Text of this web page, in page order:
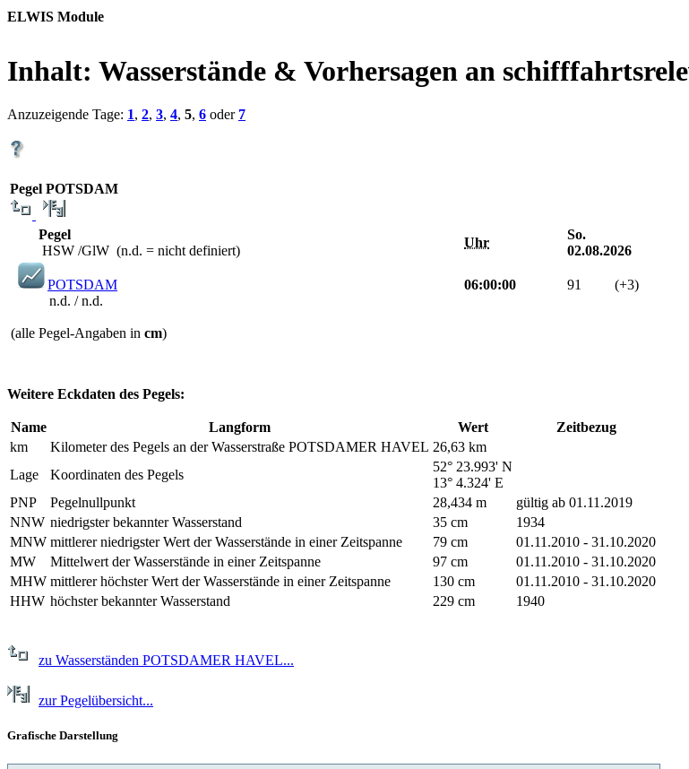
ELWIS Module
Inhalt: Wasserstände & Vorhersagen an
Anzuzeigende Tage: 1, 2, 3, 4, 5, 6 oder 7
Pegel POTSDAM
Pegel
HSW /GlW (n.d. = nicht definiert)
Uhr
So.
02.08.2026
POTSDAM
n.d. / n.d.
06:00:00 91 (+3)
(alle Pegel-Angaben in cm)
Weitere Eckdaten des Pegels:
Name Langform Wert
Zeitbezug
km
Kilometer des Pegels an der Wasserstraße POTSDAMER HAVEL 26,63 km
Lage
Koordinaten des Pegels
52° 23.993' N
13° 4.324' E
PNP
Pegelnullpunkt 28,434 m
gültig ab 01.11.2019
NNW niedrigster bekannter Wasserstand 35 cm
1934
MNW mittlerer niedrigster Wert der Wasserstände in einer Zeitspanne 79 cm
01.11.2010 - 31.10.2020
MW
Mittelwert der Wasserstände in einer Zeitspanne 97 cm
01.11.2010 - 31.10.2020
MHW mittlerer höchster Wert der Wasserstände in einer Zeitspanne 130 cm
01.11.2010 - 31.10.2020
HHW höchster bekannter Wasserstand 229 cm 1940
zu Wasserständen POTSDAMER HAVEL...
zur Pegelübersicht...
Grafische Darstellung